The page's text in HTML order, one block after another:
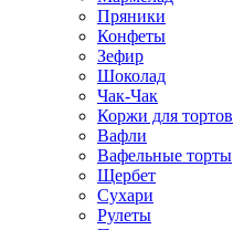
Пряники
Конфеты
Зефир
Шоколад
Чак-Чак
Коржи для тортов
Вафли
Вафельные торты
Щербет
Сухари
Рулеты